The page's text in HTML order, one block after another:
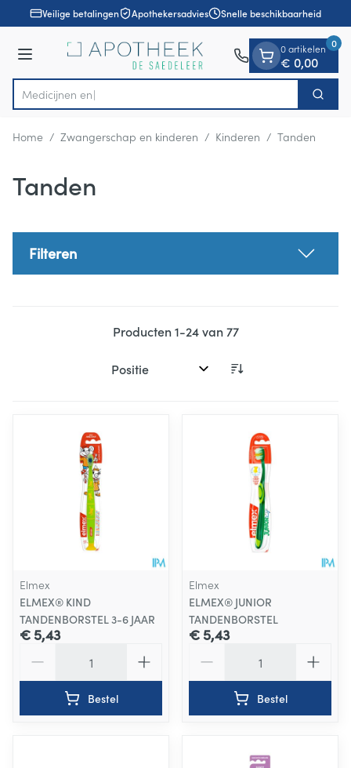
Ga naar de inhoud
1 van 1Veilige betalingen Apothekersadvies Snelle beschikbaarheid
Menu
Product, merk, categorie... Zoek
0 artikelen
€ 0,00
0
Home / Zwangerschap en kinderen / Kinderen / Tanden
Tanden
Filteren
Producten1-24van77
Sorteer op:
Elmex
ELMEX® KIND
TANDENBORSTEL 3-6 JAAR
€ 5,43
Bestel
Elmex
ELMEX® JUNIOR
TANDENBORSTEL
€ 5,43
Bestel